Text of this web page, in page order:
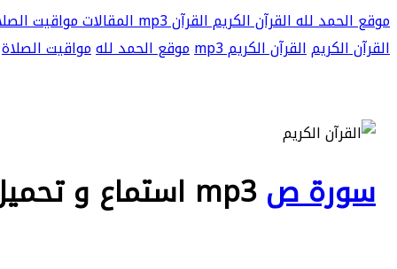
موقع الحمد للهالقرآن الكريمالقرآن mp3 المقالاتمواقيت
القرآن الكريمالقرآن الكريم mp3 موقع الحمد للهمواقيت الصلاة
سورة صmp3 استماع و تحميل